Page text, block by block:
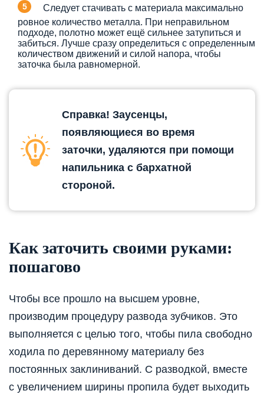
Следует стачивать с материала максимально
ровное количество металла. При неправильном
подходе, полотно может ещё сильнее затупиться и
забиться. Лучше сразу определиться с определенным
количеством движений и силой напора, чтобы
заточка была равномерной.
Справка! Заусенцы,
появляющиеся во время
заточки, удаляются при помощи
напильника с бархатной
стороной.
Как заточить своими руками:
пошагово
Чтобы все прошло на высшем уровне,
производим процедуру развода зубчиков. Это
выполняется с целью того, чтобы пила свободно
ходила по деревянному материалу без
постоянных заклиниваний. С разводкой, вместе
с увеличением ширины пропила будет выходить